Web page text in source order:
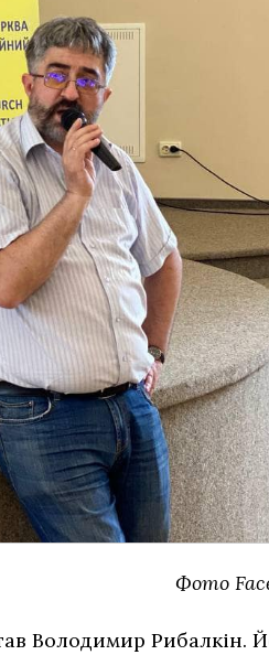
Фото
Володимир